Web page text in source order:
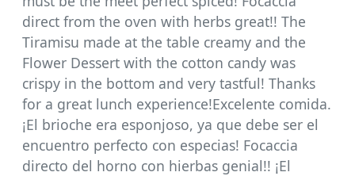
direct from the oven with herbs great!! The
Tiramisu made at the table creamy and the
Flower Dessert with the cotton candy was
crispy in the bottom and very tastful! Thanks
for a great lunch experience!Excelente comida.
¡El brioche era esponjoso, ya que debe ser el
encuentro perfecto con especias! Focaccia
directo del horno con hierbas genial!! ¡El